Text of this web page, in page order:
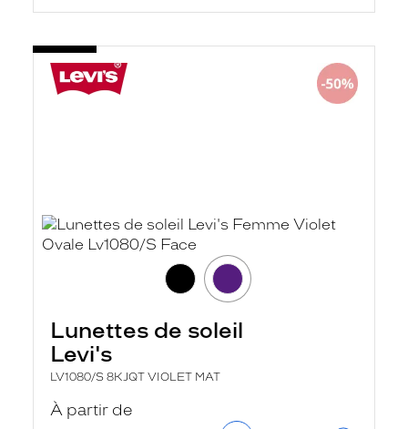
Lunettes de soleil
Levi's
LV1080/S 8KJQT VIOLET MAT
À partir de